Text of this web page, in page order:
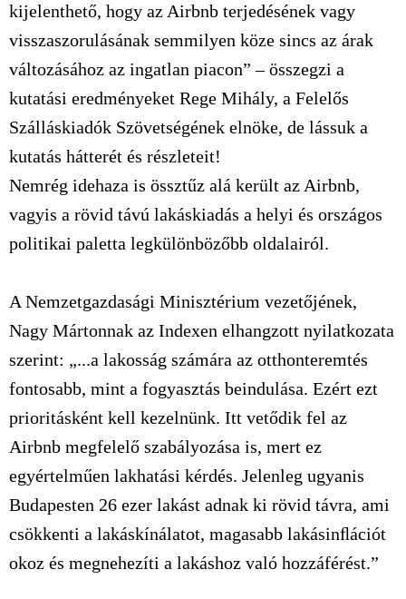
kijelenthető, hogy az Airbnb terjedésének vagy
visszaszorulásának semmilyen köze sincs az árak
változásához az ingatlan piacon” – összegzi a
kutatási eredményeket Rege Mihály, a Felelős
Szálláskiadók Szövetségének elnöke, de lássuk a
kutatás hátterét és részleteit!
Nemrég idehaza is össztűz alá került az Airbnb,
vagyis a rövid távú lakáskiadás a helyi és országos
politikai paletta legkülönbözőbb oldalairól.
A Nemzetgazdasági Minisztérium vezetőjének,
Nagy Mártonnak az Indexen elhangzott nyilatkozata
szerint: „...a lakosság számára az otthonteremtés
fontosabb, mint a fogyasztás beindulása. Ezért ezt
prioritásként kell kezelnünk. Itt vetődik fel az
Airbnb megfelelő szabályozása is, mert ez
egyértelműen lakhatási kérdés. Jelenleg ugyanis
Budapesten 26 ezer lakást adnak ki rövid távra, ami
csökkenti a lakáskínálatot, magasabb lakásinﬂációt
okoz és megnehezíti a lakáshoz való hozzáférést.”